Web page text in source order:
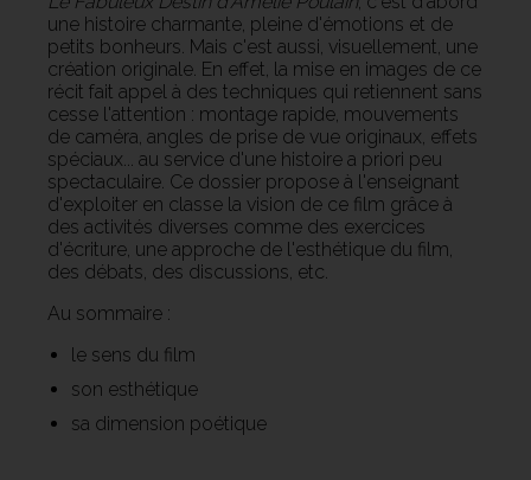
une histoire charmante, pleine d'émotions et de
petits bonheurs. Mais c'est aussi, visuellement, une
création originale. En effet, la mise en images de ce
récit fait appel à des techniques qui retiennent sans
cesse l'attention : montage rapide, mouvements
de caméra, angles de prise de vue originaux, effets
spéciaux... au service d'une histoire a priori peu
spectaculaire. Ce dossier propose à l'enseignant
d'exploiter en classe la vision de ce film grâce à
des activités diverses comme des exercices
d'écriture, une approche de l'esthétique du film,
des débats, des discussions, etc.
Au sommaire :
le sens du film
son esthétique
sa dimension poétique